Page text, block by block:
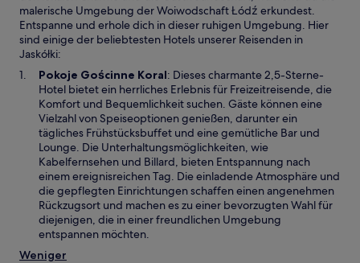
malerische Umgebung der Woiwodschaft Łódź erkundest.
Entspanne und erhole dich in dieser ruhigen Umgebung. Hier
sind einige der beliebtesten Hotels unserer Reisenden in
Jaskółki:
Pokoje Gościnne KoralW
i
r
d
i
n
e
i
n
e
m
: Dieses charmante 2,5-Sterne-
Hotel bietet ein herrliches Erlebnis für Freizeitreisende, die
Komfort und Bequemlichkeit suchen. Gäste können eine
Vielzahl von Speiseoptionen genießen, darunter ein
tägliches Frühstücksbuffet und eine gemütliche Bar und
Lounge. Die Unterhaltungsmöglichkeiten, wie
Kabelfernsehen und Billard, bieten Entspannung nach
einem ereignisreichen Tag. Die einladende Atmosphäre und
die gepflegten Einrichtungen schaffen einen angenehmen
Rückzugsort und machen es zu einer bevorzugten Wahl für
diejenigen, die in einer freundlichen Umgebung
entspannen möchten.
Weniger